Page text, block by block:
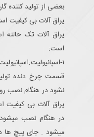
بعضی از تولید کننده
یراق آلات بی کیفیت
یراق آلات تک حالته
است:
۱-
قسمت چرخ دنده
یراق آلات بی کیفیت
در هنگام نصب
میشود . جای پیچ ها